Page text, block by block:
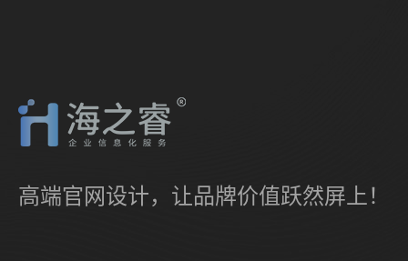
高端官网设计，让品牌价值跃然屏上！